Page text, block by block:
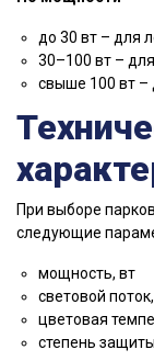
до 30 вт – для
30–100 вт –
свыше 100 вт –
При выборе
следующие
мощность, вт
световой
цветовая
степень